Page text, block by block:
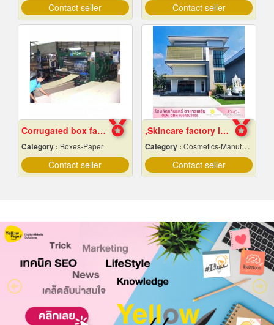
Contact seller Contact seller
Corrugated box factory
Category : Boxes-Paper
Contact seller
,Skincare factory in Nakhon Pathom
Category : Cosmetics-Manufacturers Service
Contact seller